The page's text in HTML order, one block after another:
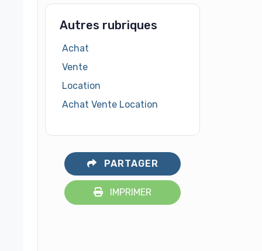
Autres rubriques
Achat
Vente
Location
Achat Vente Location
PARTAGER
IMPRIMER